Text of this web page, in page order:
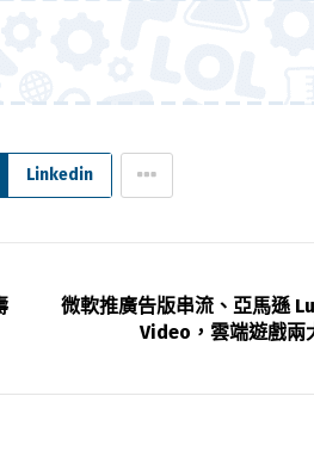
Linkedin
微軟推廣告版串流、亞馬遜
Video，雲端遊戲兩